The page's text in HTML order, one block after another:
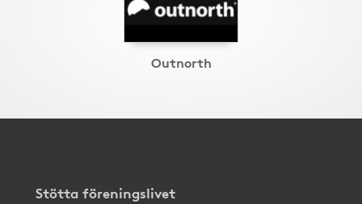
Outnorth
Stötta föreningslivet